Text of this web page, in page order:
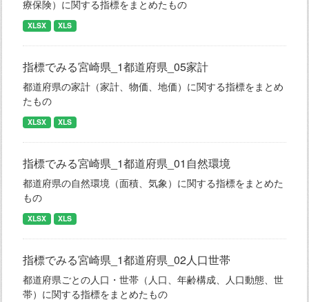
療保険）に関する指標をまとめたもの
XLSX XLS
指標でみる宮崎県_1都道府県_05家計
都道府県の家計（家計、物価、地価）に関する指標をまとめ
たもの
XLSX XLS
指標でみる宮崎県_1都道府県_01自然環境
都道府県の自然環境（面積、気象）に関する指標をまとめた
もの
XLSX XLS
指標でみる宮崎県_1都道府県_02人口世帯
都道府県ごとの人口・世帯（人口、年齢構成、人口動態、世
帯）に関する指標をまとめたもの